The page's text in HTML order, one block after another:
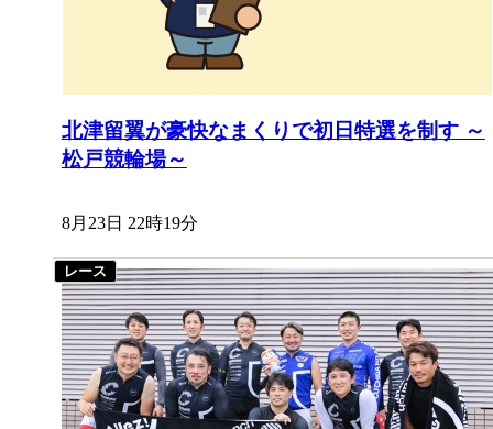
北津留翼が豪快なまくりで初日特選を制す ～
松戸競輪場～
8月23日 22時19分